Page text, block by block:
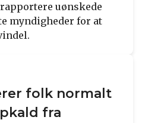
uønskede
myndigheder for at
folk normalt
fra